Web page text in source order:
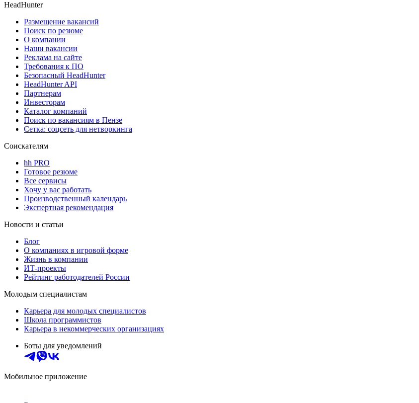
HeadHunter
Размещение вакансий
Поиск по резюме
О компании
Наши вакансии
Реклама на сайте
Требования к ПО
Безопасный HeadHunter
HeadHunter API
Партнерам
Инвесторам
Каталог компаний
Поиск по вакансиям в Пензе
Сетка: соцсеть для нетворкинга
Соискателям
hh PRO
Готовое резюме
Все сервисы
Хочу у вас работать
Производственный календарь
Экспертная рекомендация
Новости и статьи
Блог
О компаниях в игровой форме
Жизнь в компании
ИТ-проекты
Рейтинг работодателей России
Молодым специалистам
Карьера для молодых специалистов
Школа программистов
Карьера в некоммерческих организациях
Боты для уведомлений
Мобильное приложение